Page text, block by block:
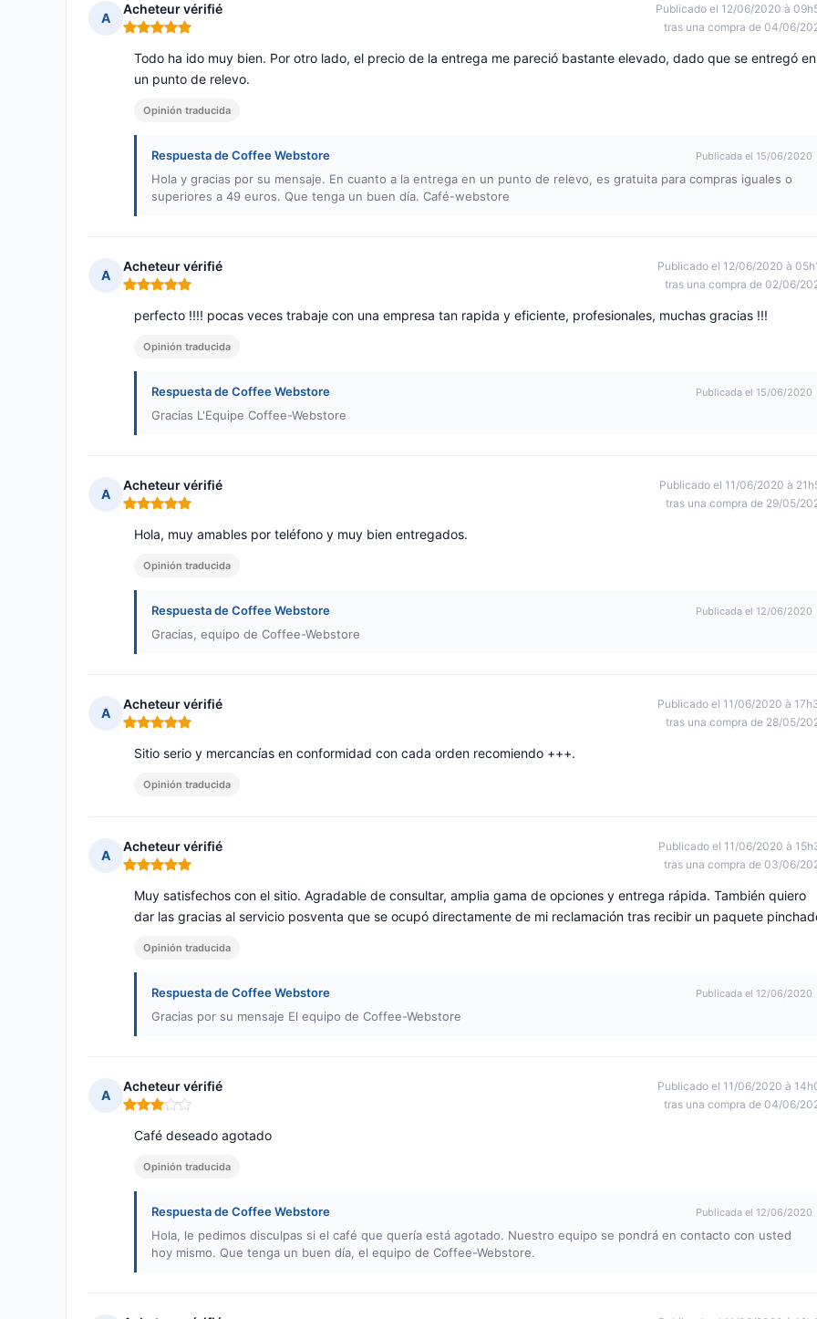
A
Acheteur vérifié
Nota: 5 de 5
Publicado el 12/06/2020 à
tras una compra de 04/06/
Todo ha ido muy bien. Por otro lado, el precio de la entrega me pareció bastante elevado, dado que se entregó en
un punto de relevo.
Opinión traducida
Respuesta de Coffee Webstore Publicada el 15/06/2020
Hola y gracias por su mensaje. En cuanto a la entrega en un punto de relevo, es gratuita para compras iguales o
superiores a 49 euros. Que tenga un buen día. Café-webstore
A
Acheteur vérifié
Nota: 5 de 5
Publicado el 12/06/2020 à
tras una compra de 02/06/
perfecto !!!! pocas veces trabaje con una empresa tan rapida y eficiente, profesionales, muchas gracias !!!
Opinión traducida
Respuesta de Coffee Webstore Publicada el 15/06/2020
Gracias L'Equipe Coffee-Webstore
A
Acheteur vérifié
Nota: 5 de 5
Publicado el 11/06/2020 à
tras una compra de 29/05/
Hola, muy amables por teléfono y muy bien entregados.
Opinión traducida
Respuesta de Coffee Webstore Publicada el 12/06/2020
Gracias, equipo de Coffee-Webstore
A
Acheteur vérifié
Nota: 5 de 5
Publicado el 11/06/2020 à
tras una compra de 28/05/
Sitio serio y mercancías en conformidad con cada orden recomiendo +++.
Opinión traducida
A
Acheteur vérifié
Nota: 5 de 5
Publicado el 11/06/2020 à
tras una compra de 03/06/
Muy satisfechos con el sitio. Agradable de consultar, amplia gama de opciones y entrega rápida. También quiero
dar las gracias al servicio posventa que se ocupó directamente de mi reclamación tras recibir un paquete
Opinión traducida
Respuesta de Coffee Webstore Publicada el 12/06/2020
Gracias por su mensaje El equipo de Coffee-Webstore
A
Acheteur vérifié
Nota: 3 de 5
Publicado el 11/06/2020 à
tras una compra de 04/06/
Café deseado agotado
Opinión traducida
Respuesta de Coffee Webstore Publicada el 12/06/2020
Hola, le pedimos disculpas si el café que quería está agotado. Nuestro equipo se pondrá en contacto con usted
hoy mismo. Que tenga un buen día, el equipo de Coffee-Webstore.